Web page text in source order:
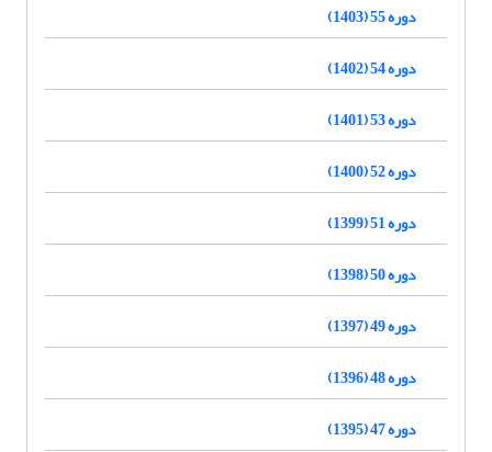
دوره 55 (1403)
دوره 54 (1402)
دوره 53 (1401)
دوره 52 (1400)
دوره 51 (1399)
دوره 50 (1398)
دوره 49 (1397)
دوره 48 (1396)
دوره 47 (1395)